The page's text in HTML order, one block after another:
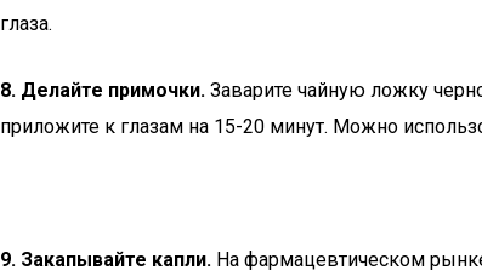
глаза.
8. Делайте примочки. Заварите чайную ложку
приложите к глазам на 15-20 минут. Можно
9. Закапывайте капли. На фармацевтическом